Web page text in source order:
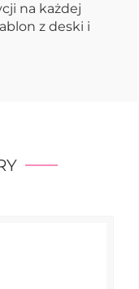
na każdej
z deski i